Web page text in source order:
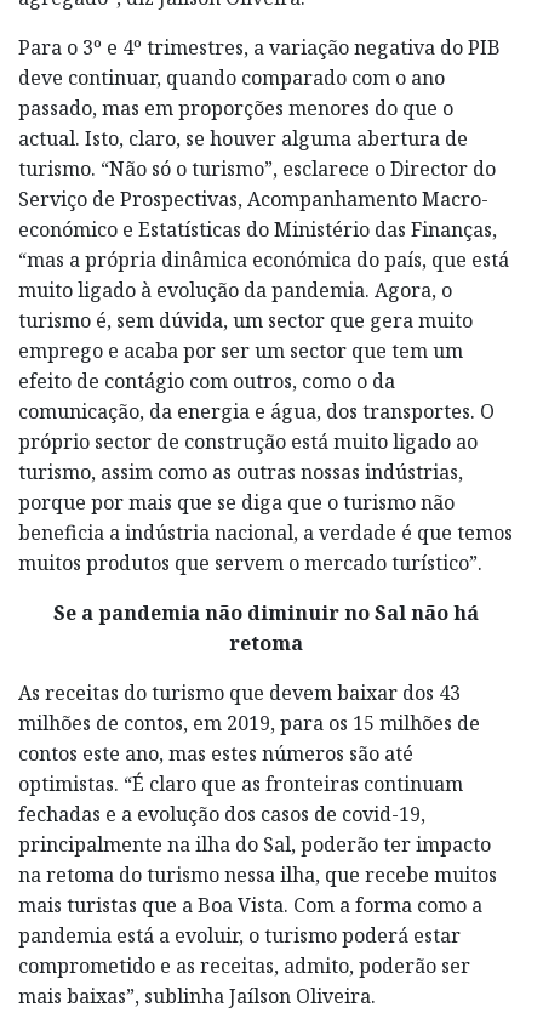
Para o 3º e 4º trimestres, a variação negativa do PIB
deve continuar, quando comparado com o ano
passado, mas em proporções menores do que o
actual. Isto, claro, se houver alguma abertura de
turismo. “Não só o turismo”, esclarece o Director do
Serviço de Prospectivas, Acompanhamento Macro­
económico e Estatísticas do Ministério das Finanças,
“mas a própria dinâmica económica do país, que está
muito ligado à evolução da pandemia. Agora, o
turismo é, sem dúvida, um sector que gera muito
emprego e acaba por ser um sector que tem um
efeito de contágio com outros, como o da
comunicação, da energia e água, dos transportes. O
próprio sector de construção está muito ligado ao
turismo, assim como as outras nossas indústrias,
porque por mais que se diga que o turismo não
beneficia a indústria nacional, a verdade é que temos
muitos produtos que servem o mercado turístico”.
Se a pandemia não diminuir no Sal não há
retoma
As receitas do turismo que devem baixar dos 43
milhões de contos, em 2019, para os 15 milhões de
contos este ano, mas estes números são até
optimistas. “É claro que as fronteiras continuam
fechadas e a evolução dos casos de covid-19,
principalmente na ilha do Sal, poderão ter impacto
na retoma do turismo nessa ilha, que recebe muitos
mais turistas que a Boa Vista. Com a forma como a
pandemia está a evoluir, o turismo poderá estar
comprometido e as receitas, admito, poderão ser
mais baixas”, sublinha Jaílson Oliveira.